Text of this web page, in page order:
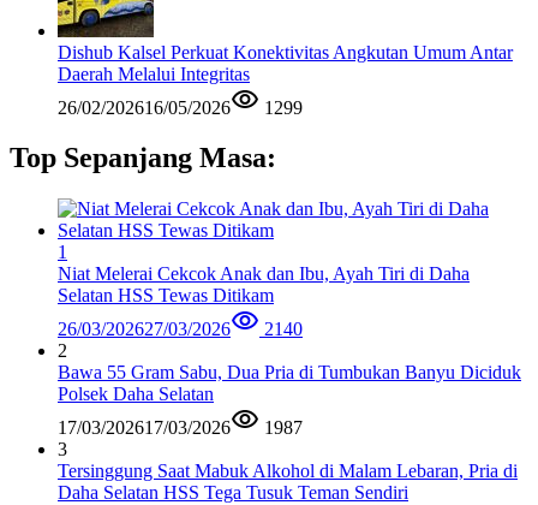
Dishub Kalsel Perkuat Konektivitas Angkutan Umum Antar
Daerah Melalui Integritas
26/02/202616/05/2026 1299
Top Sepanjang Masa:
1
Niat Melerai Cekcok Anak dan Ibu, Ayah Tiri di Daha
Selatan HSS Tewas Ditikam
26/03/202627/03/2026
2140
2
Bawa 55 Gram Sabu, Dua Pria di Tumbukan Banyu Diciduk
Polsek Daha Selatan
17/03/202617/03/2026
1987
3
Tersinggung Saat Mabuk Alkohol di Malam Lebaran, Pria di
Daha Selatan HSS Tega Tusuk Teman Sendiri